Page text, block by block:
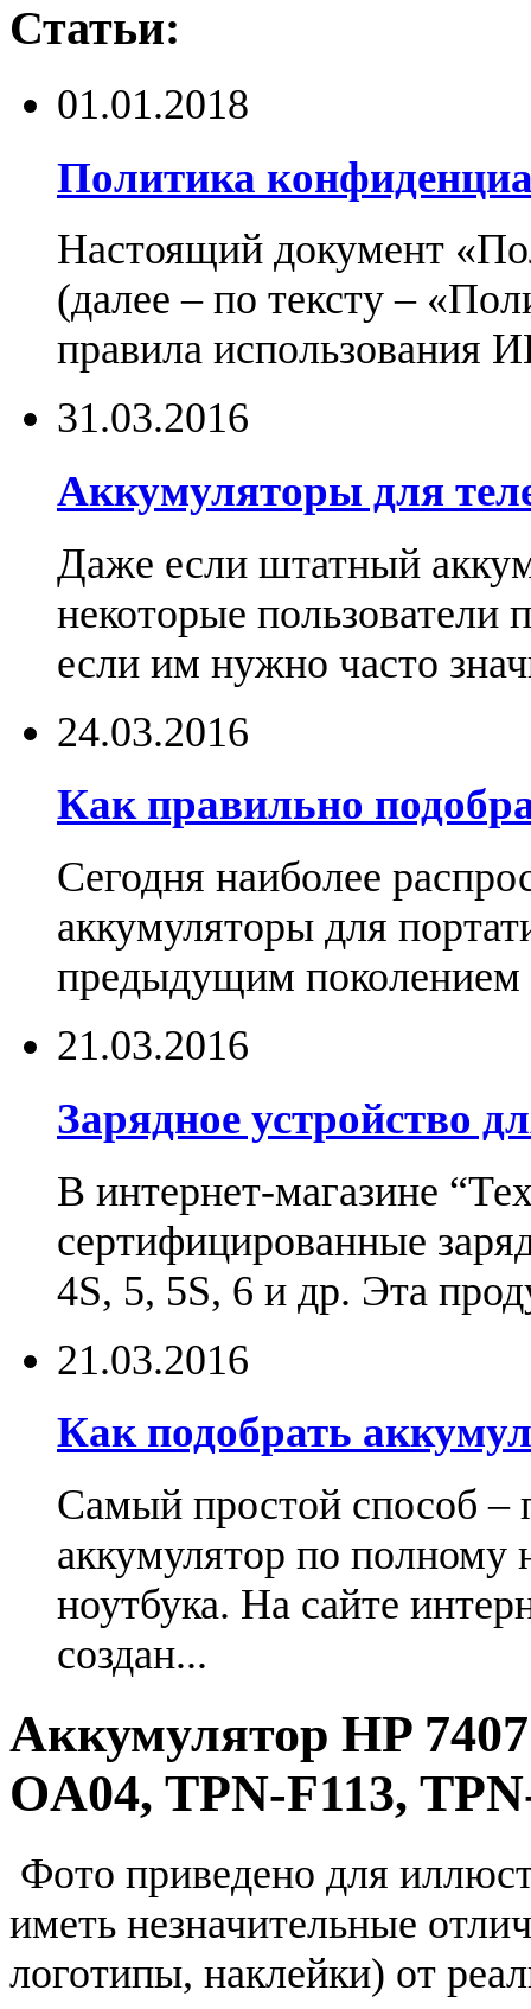
Статьи:
01.01.2018
Политика
Настоящий документ
(далее – по тексту –
правила использования
31.03.2016
Аккумуляторы для
Даже если штатный
некоторые пользователи
если им нужно часто
24.03.2016
Как правильно
Сегодня наиболее
аккумуляторы для
предыдущим поколением
21.03.2016
Зарядное устройство
В интернет-магазине
сертифицированные
4S, 5, 5S, 6 и др. Эта
21.03.2016
Как подобрать
Самый простой способ –
аккумулятор по
ноутбука. На сайте
создан...
Аккумулятор HP
OA04, TPN-F113,
Фото приведено для
иметь незначительные
логотипы, наклейки) от